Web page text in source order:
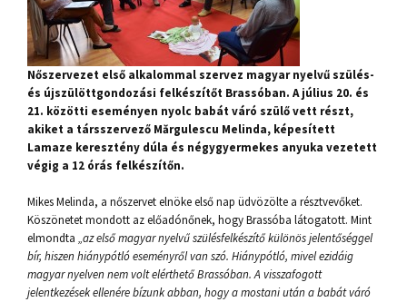
Nőszervezet első alkalommal szervez magyar nyelvű szülés-
és újszülöttgondozási felkészítőt Brassóban. A július 20. és
21. közötti eseményen nyolc babát váró szülő vett részt,
akiket a társszervező Mărgulescu Melinda, képesített
Lamaze keresztény dúla és négygyermekes anyuka vezetett
végig a 12 órás felkészítőn.
Mikes Melinda, a nőszervet elnöke első nap üdvözölte a résztvevőket.
Köszönetet mondott az előadónőnek, hogy Brassóba látogatott. Mint
elmondta „az első magyar nyelvű szülésfelkészítő különös jelentőséggel
bír, hiszen hiánypótló eseményről van szó. Hiánypótló, mivel ezidáig
magyar nyelven nem volt elérthető Brassóban. A visszafogott
jelentkezések ellenére bízunk abban, hogy a mostani után a babát váró